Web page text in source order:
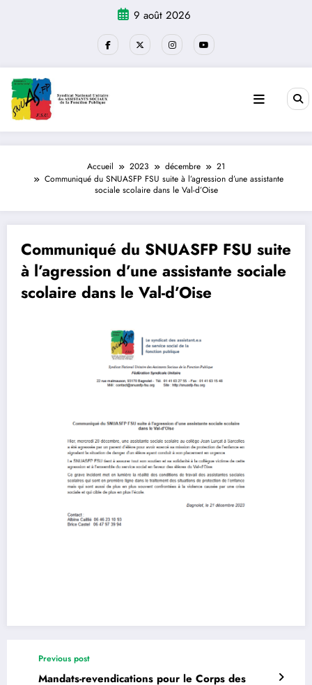
9 août 2026
Accueil 2023 décembre
21
Communiqué du SNUASFP FSU suite à l’agression d’une assistante
sociale scolaire dans le Val-d’Oise
Communiqué du SNUASFP FSU suite
à l’agression d’une assistante sociale
scolaire dans le Val-d’Oise
Previous post
Mandats-revendications pour le Corps des